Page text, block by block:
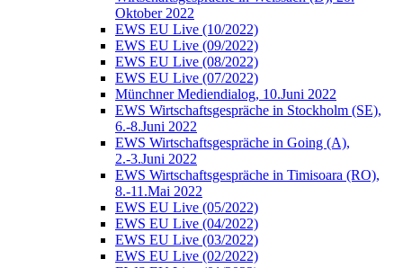
Oktober 2022
EWS EU Live (10/2022)
EWS EU Live (09/2022)
EWS EU Live (08/2022)
EWS EU Live (07/2022)
Münchner Mediendialog, 10.Juni 2022
EWS Wirtschaftsgespräche in Stockholm (SE),
6.-8.Juni 2022
EWS Wirtschaftsgespräche in Going (A),
2.-3.Juni 2022
EWS Wirtschaftsgespräche in Timisoara (RO),
8.-11.Mai 2022
EWS EU Live (05/2022)
EWS EU Live (04/2022)
EWS EU Live (03/2022)
EWS EU Live (02/2022)